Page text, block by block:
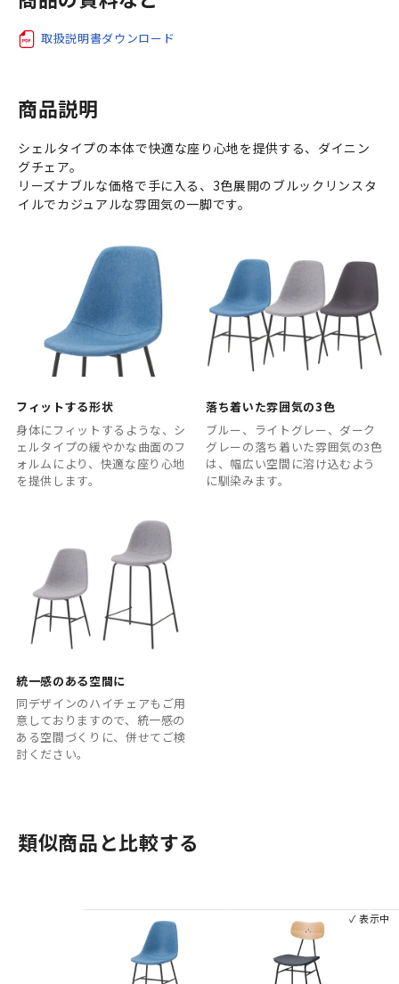
取扱説明書ダウンロード
商品説明
シェルタイプの本体で快適な座り心地を提供する、ダイニン
グチェア。
リーズナブルな価格で手に入る、3色展開のブルックリンスタ
イルでカジュアルな雰囲気の一脚です。
フィットする形状
身体にフィットするような、シ
ェルタイプの緩やかな曲面のフ
ォルムにより、快適な座り心地
を提供します。
落ち着いた雰囲気の3色
ブルー、ライトグレー、ダーク
グレーの落ち着いた雰囲気の3色
は、幅広い空間に溶け込むよう
に馴染みます。
統一感のある空間に
同デザインのハイチェアもご用
意しておりますので、統一感の
ある空間づくりに、併せてご検
討ください。
類似商品と比較する
✓ 表示中